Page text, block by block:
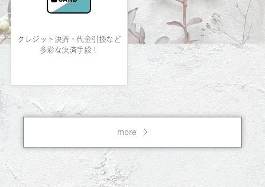
クレジット決済・代金引換など
多彩な決済手段！
more